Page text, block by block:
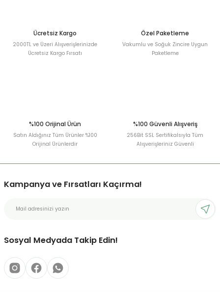
Ücretsiz Kargo
2000TL ve Üzeri Alışverişlerinizde
Ücretsiz Kargo Fırsatı
Özel Paketleme
Vakumlu ve Soğuk Zincire Uygun
Paketleme
%100 Orijinal Ürün
Satın Aldığınız Tüm Ürünler %100
Orijinal Ürünlerdir
%100 Güvenli Alışveriş
256Bit SSL Sertifikalsıyla Tüm
Alışverişleriniz Güvenli
Kampanya ve Fırsatları Kaçırma!
Sosyal Medyada Takip Edin!